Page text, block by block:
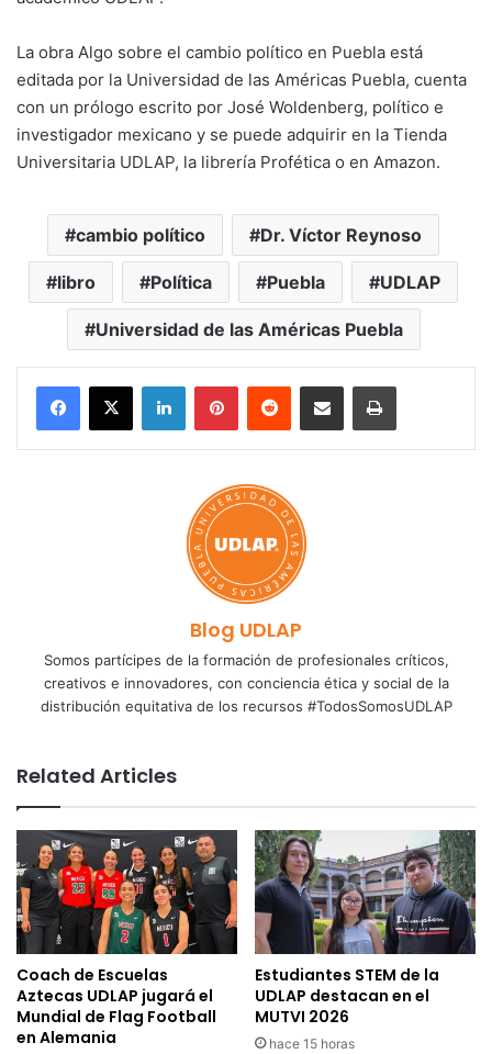
La obra Algo sobre el cambio político en Puebla está
editada por la Universidad de las Américas Puebla, cuenta
con un prólogo escrito por José Woldenberg, político e
investigador mexicano y se puede adquirir en la Tienda
Universitaria UDLAP, la librería Profética o en Amazon.
cambio político Dr. Víctor Reynoso
libro Política Puebla UDLAP
Universidad de las Américas Puebla
LinkedInPinterestReddit Share via Email Print
Blog UDLAP
Somos partícipes de la formación de profesionales críticos,
creativos e innovadores, con conciencia ética y social de la
distribución equitativa de los recursos #TodosSomosUDLAP
Related Articles
Coach de Escuelas
Aztecas UDLAP jugará el
Mundial de Flag Football
en Alemania
Estudiantes STEM de la
UDLAP destacan en el
MUTVI 2026
hace 15 horas